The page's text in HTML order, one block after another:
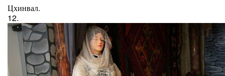
Цхинвал.
12.